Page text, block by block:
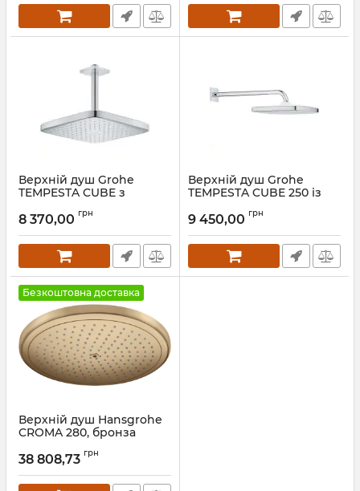
Верхній душ Grohe
TEMPESTA CUBE з
Артикул:26688000
8 370,00 грн
Верхній душ Grohe
TEMPESTA CUBE 250 із
Артикул:26687000
9 450,00 грн
Безкоштовна доставка
Верхній душ Hansgrohe
CROMA 280, бронза
Артикул:26220140
38 808,73 грн